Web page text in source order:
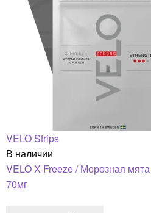
VELO Strips
В наличии
VELO X-Freeze / Морозная
70мг